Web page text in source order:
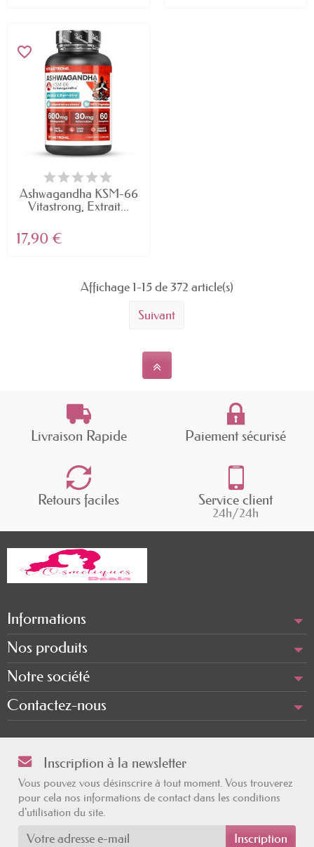
favorite_border
Ashwagandha KSM-66
Vitastrong, Extrait...
17,90 €
Affichage 1-15 de 372 article(s)
Suivant
Livraison Rapide Paiement sécurisé
Retours faciles Service client
24h/24h
Informations
Nos produits
Notre société
Contactez-nous
Inscription à la newsletter
Vous pouvez vous désinscrire à tout moment. Vous trouverez
pour cela nos informations de contact dans les conditions
d'utilisation du site.